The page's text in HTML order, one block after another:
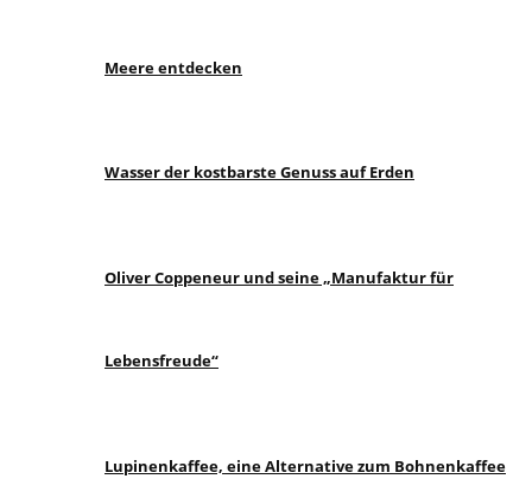
Meere entdecken
Wasser der kostbarste Genuss auf Erden
Oliver Coppeneur und seine „Manufaktur für
Lebensfreude“
Lupinenkaffee, eine Alternative zum Bohnenkaffee